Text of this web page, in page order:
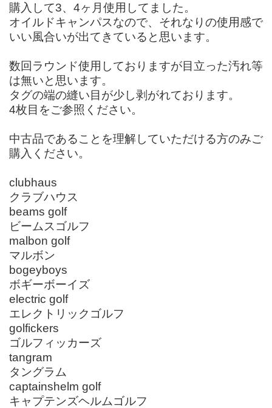
購入して3、4ヶ月使用してました。
オイルドキャンパスなので、それなりの使用感で
いい風合いが出てきていると思います。
数回ラウンド使用しておりますが目立った汚れ等
は無いと思います。
タグの端の縫い目が少し剥がれております。
4枚目をご参照ください。
中古品であることを理解していただける方のみご
購入ください。
clubhaus
クラブハウス
beams golf
ビームスゴルフ
malbon golf
マルボン
bogeyboys
ボギーボーイズ
electric golf
エレクトリックゴルフ
golfickers
ゴルフィッカーズ
tangram
タングラム
captainshelm golf
キャプテンズヘルムゴルフ